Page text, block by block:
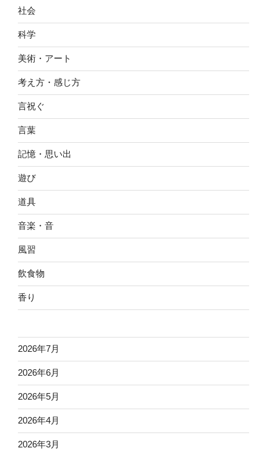
社会
科学
美術・アート
考え方・感じ方
言祝ぐ
言葉
記憶・思い出
遊び
道具
音楽・音
風習
飲食物
香り
2026年7月
2026年6月
2026年5月
2026年4月
2026年3月